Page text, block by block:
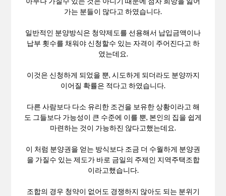
가는 분들이 많다고 하였습니다.
일반적인 분양방식은 청약제도를 선용해서 납입금액이나
납부 횟수를 채워야 신청할수 있는 자격이 주어진다고 하
였는데요.
이것은 신청하게 되었을 뿐, 시도하게 되더라도 분양까지
이어질 확률은 적다고 하였습니다.
다른 사람보다 다소 유리한 조건을 보유한 상황이라고 해
도 그들보다 가능성이 큰 수준에 이를 뿐, 본인의 집을 쉽게
마련하는 것이 가능하진 않다고했는데요.
이 처럼 분양권을 얻는 방식보다 조금 더 수월하게 분양권
을 가질수 있는 제도가 바로 금일의 주제인 지역주택조합
이라고했습니다.
조합의 경우 청약이 없어도 경쟁하지 않아도 되는 분위기